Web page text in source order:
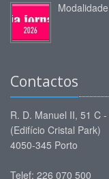
Contactos
R. D. Manuel II, 51 C -
(Edifício Cristal Park)
4050-345 Porto
Telef: 226 070 500